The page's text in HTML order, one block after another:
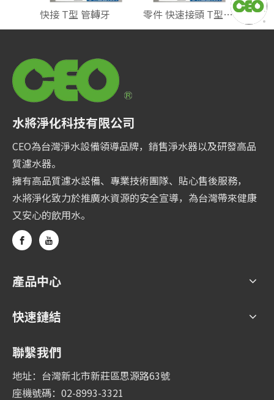
快接 T型 管轉牙 零件 快速接頭 T型 管轉芯
水將淨化科技有限公司
CEO為台灣淨水設備領導品牌，銷售淨水器以及研發高品
質濾水器。
擁有高品質濾水設備、專業技術團隊、貼心售後服務，
水將淨化致力於推廣水資源的安全宣導，為台灣帶來健康
又安心的飲用水。
產品中心
快速鏈結
聯繫我們
地址：台灣新北市新莊區思源路63號
座機號碼：02-8993-3321